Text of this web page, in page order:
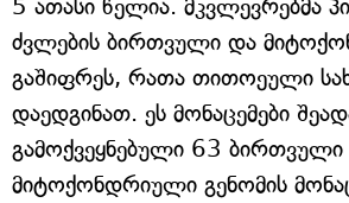
5 ათასი წელია. მკვლევრებმა
ძვლების ბირთვული და
გაშიფრეს, რათა თითოეული
დაედგინათ. ეს მონაცემები
გამოქვეყნებული 63
მიტოქონდრიული გენომის